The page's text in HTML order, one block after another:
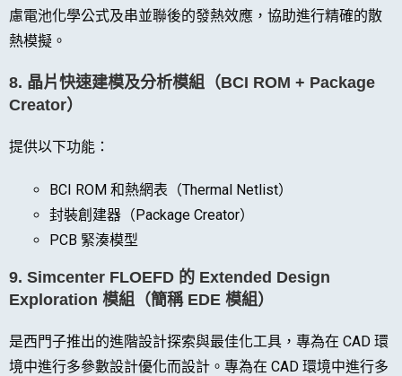
慮電池化學公式及串並聯後的發熱效應，協助進行精確的散
熱模擬。
8. 晶片快速建模及分析模組（BCI ROM + Package
Creator）
提供以下功能：
BCI ROM 和熱網表（Thermal Netlist）
封裝創建器（Package Creator）
PCB 緊湊模型
9. Simcenter FLOEFD 的 Extended Design
Exploration 模組（簡稱 EDE 模組）
是西門子推出的進階設計探索與最佳化工具，專為在 CAD 環
境中進行多參數設計優化而設計。專為在 CAD 環境中進行多